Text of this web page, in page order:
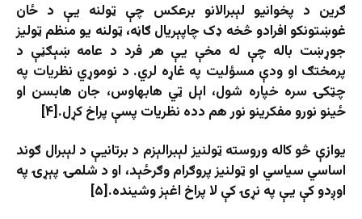
ګرین د پخوانیو لېبرالانو برعکس چې ټولنه یې د ځان
غوښتونکو افرادو څخه ډک چاپېریال ګاڼه، ټولنه یو منظم ټولیز
جوړښت باله چې له مخې یې هر فرد د عامه ښېګڼې د
پرمختګ او ودې مسؤلیت په غاړه لري. د نوموړي نظریات په
چټکۍ سره خپاره شول، اېل ټي هابهاوس، جان هابسن او
ځینو نورو مفکرینو نور هم دده نظریات پسې پراخ کړل.[۴]
یوازې څو کاله وروسته ټولنیز لېبرالېزم د برتانیې د لېبرال ګوند
اساسي سیاسي او ټولنیز پروګرام وګرځېد، او د شلمۍ پېړۍ په
اوږدو کې یې په نړۍ کې لا پراخ اغېز وشینده.[۵]